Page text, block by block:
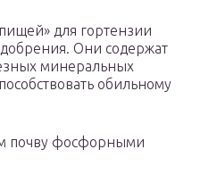
для гортензии
Они содержат
минеральных
обильному
почву фосфорными